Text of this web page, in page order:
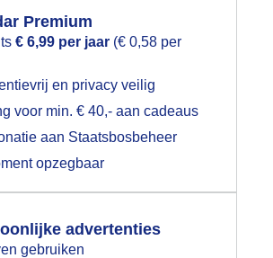
Premium
€ 6,99 per jaar (€ 0,58 per
en privacy veilig
voor min. € 40,- aan cadeaus
aan Staatsbosbeheer
opzegbaar
advertenties
gebruiken
met wat nevel en
je locatie gebruiken voor
het weer?
nog geen akkoord op hebt
er zo een pop-up uit
waarin deze toestemming
gevraagd wordt.